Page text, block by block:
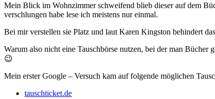
Mein Blick im Wohnzimmer schweifend blieb dieser auf dem
verschlungen habe lese ich meistens nur einmal.
Bei mir verstellen sie Platz und laut Karen Kingston behindert
Warum also nicht eine Tauschbörse nutzen, bei der man
😉
Mein erster Google – Versuch kam auf folgende möglichen
tauschticket.de